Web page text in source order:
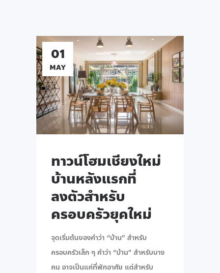
01
MAY
ทาวน์โฮมเชียงใหม่
บ้านหลังแรกที่
ลงตัวสำหรับ
ครอบครัวยุคใหม่
จุดเริ่มต้นของคำว่า “บ้าน” สำหรับ
ครอบครัวเล็ก ๆ คำว่า “บ้าน” สำหรับบาง
คน อาจเป็นแค่ที่พักอาศัย แต่สำหรับ